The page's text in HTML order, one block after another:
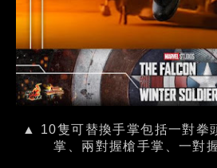
▲ 10隻可替換手掌包括一對拳
掌、兩對握槍手掌、一對